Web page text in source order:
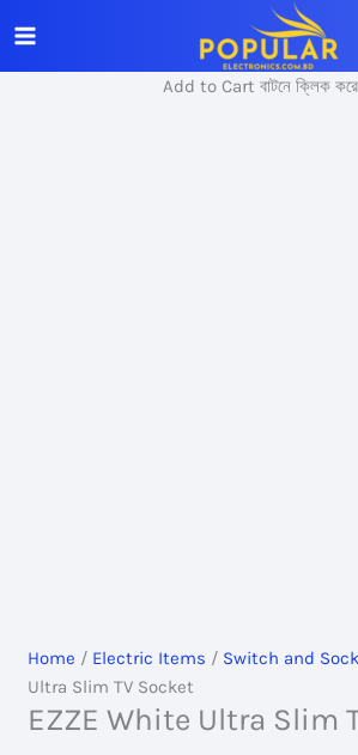
to
content
Add to Cart বাটনে ক্লিক করে
Home / Electric Items / Switch and
Ultra Slim TV Socket
EZZE White Ultra Slim